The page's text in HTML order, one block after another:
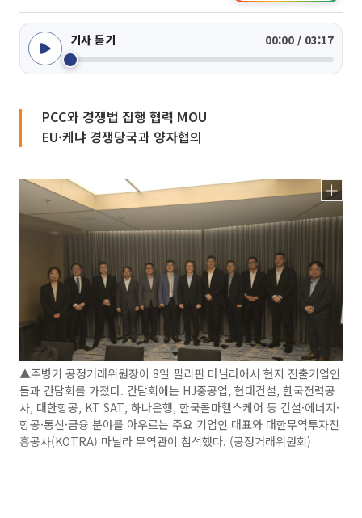
기사 듣기 00:00 / 03:17
PCC와 경쟁법 집행 협력 MOU
EU·케냐 경쟁당국과 양자협의
▲주병기 공정거래위원장이 8일 필리핀 마닐라에서 현지 진출기업인
들과 간담회를 가졌다. 간담회에는 HJ중공업, 현대건설, 한국전력공
사, 대한항공, KT SAT, 하나은행, 한국콜마헬스케어 등 건설·에너지·
항공·통신·금융 분야를 아우르는 주요 기업인 대표와 대한무역투자진
흥공사(KOTRA) 마닐라 무역관이 참석했다. (공정거래위원회)